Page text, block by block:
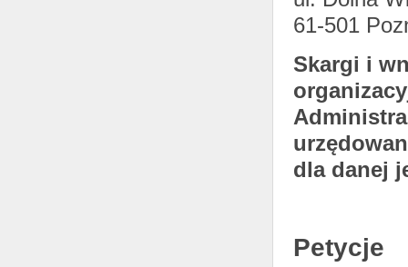
61-501
Skargi i
dla danej
Petycje